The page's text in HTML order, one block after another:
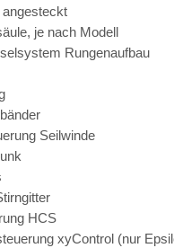
angesteckt
je nach Modell
Rungenaufbau
Seilwinde
HCS
xyControl (nur